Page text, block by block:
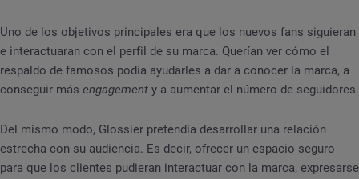
Uno de los objetivos principales era que los nuevos fans siguieran
e interactuaran con el perfil de su marca. Querían ver cómo el
respaldo de famosos podía ayudarles a dar a conocer la marca, a
conseguir más engagement y a aumentar el número de seguidores.
Del mismo modo, Glossier pretendía desarrollar una relación
estrecha con su audiencia. Es decir, ofrecer un espacio seguro
para que los clientes pudieran interactuar con la marca, expresarse